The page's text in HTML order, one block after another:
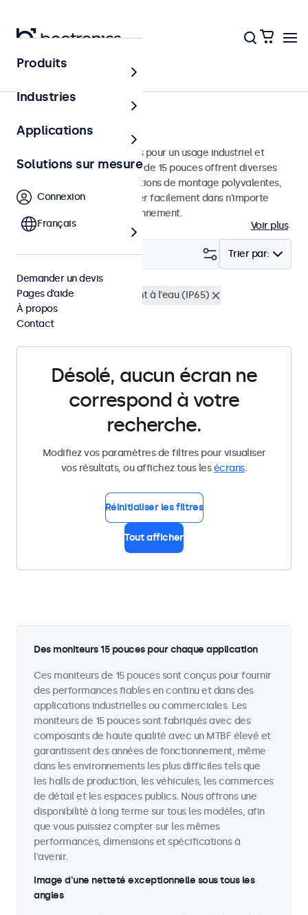
Écrans
Moniteurs 15 pouces
Moniteurs 15 pouces conçus pour un usage industriel et
commercial. Ces moniteurs de 15 pouces offrent diverses
connexions vidéo et des options de montage polyvalentes,
leur permettant de s'intégrer facilement dans n'importe
quelle application et environnement.
Voir plus
Trier par:
Filtrer (0)
Écrans 15 pouces
Résistant à l'eau (IP65)
Supprimer tous les filtres
Désolé, aucun écran ne
correspond à votre
recherche.
Modifiez vos paramètres de filtres pour visualiser
vos résultats, ou affichez tous lesécrans.
Réinitialiser les filtres
Tout afficher
Des moniteurs 15 pouces pour chaque application
Ces moniteurs de 15 pouces sont conçus pour fournir
des performances fiables en continu et dans des
applications industrielles ou commerciales. Les
moniteurs de 15 pouces sont fabriqués avec des
composants de haute qualité avec un MTBF élevé et
garantissent des années de fonctionnement, même
dans les environnements les plus difficiles tels que
les halls de production, les véhicules, les commerces
de détail et les espaces publics. Nous offrons une
disponibilité à long terme sur tous les modèles, afin
que vous puissiez compter sur les mêmes
performances, dimensions et spécifications à
l'avenir.
Image d'une netteté exceptionnelle sous tous les
angles
Produits
Industries
Applications
Solutions sur mesure
Connexion
Français
Demander un devis
Pages d’aide
À propos
Contact